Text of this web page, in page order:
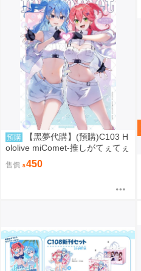
預購
【黑夢代購】(預購)C103 H
ololive miComet-推しがてぇてぇ
partⅡ- 社團名:空色姉妹 繪師:綾
香
售價 450